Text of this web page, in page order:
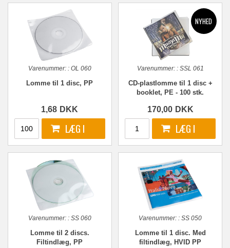
Varenummer:: OL 060
Lomme til 1 disc, PP
1,68 DKK
Varenummer:: SSL 061
CD-plastlomme til 1 disc +
booklet, PE - 100 stk.
170,00 DKK
Varenummer:: SS 060
Lomme til 2 discs.
Filtindlæg, PP
Varenummer: : SS 050
Lomme til 1 disc. Med
filtindlæg, HVID PP